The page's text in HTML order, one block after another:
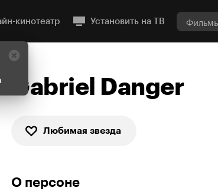
кинотеатр Установить на ТВ
Gabriel Danger
Любимая звезда
О персоне